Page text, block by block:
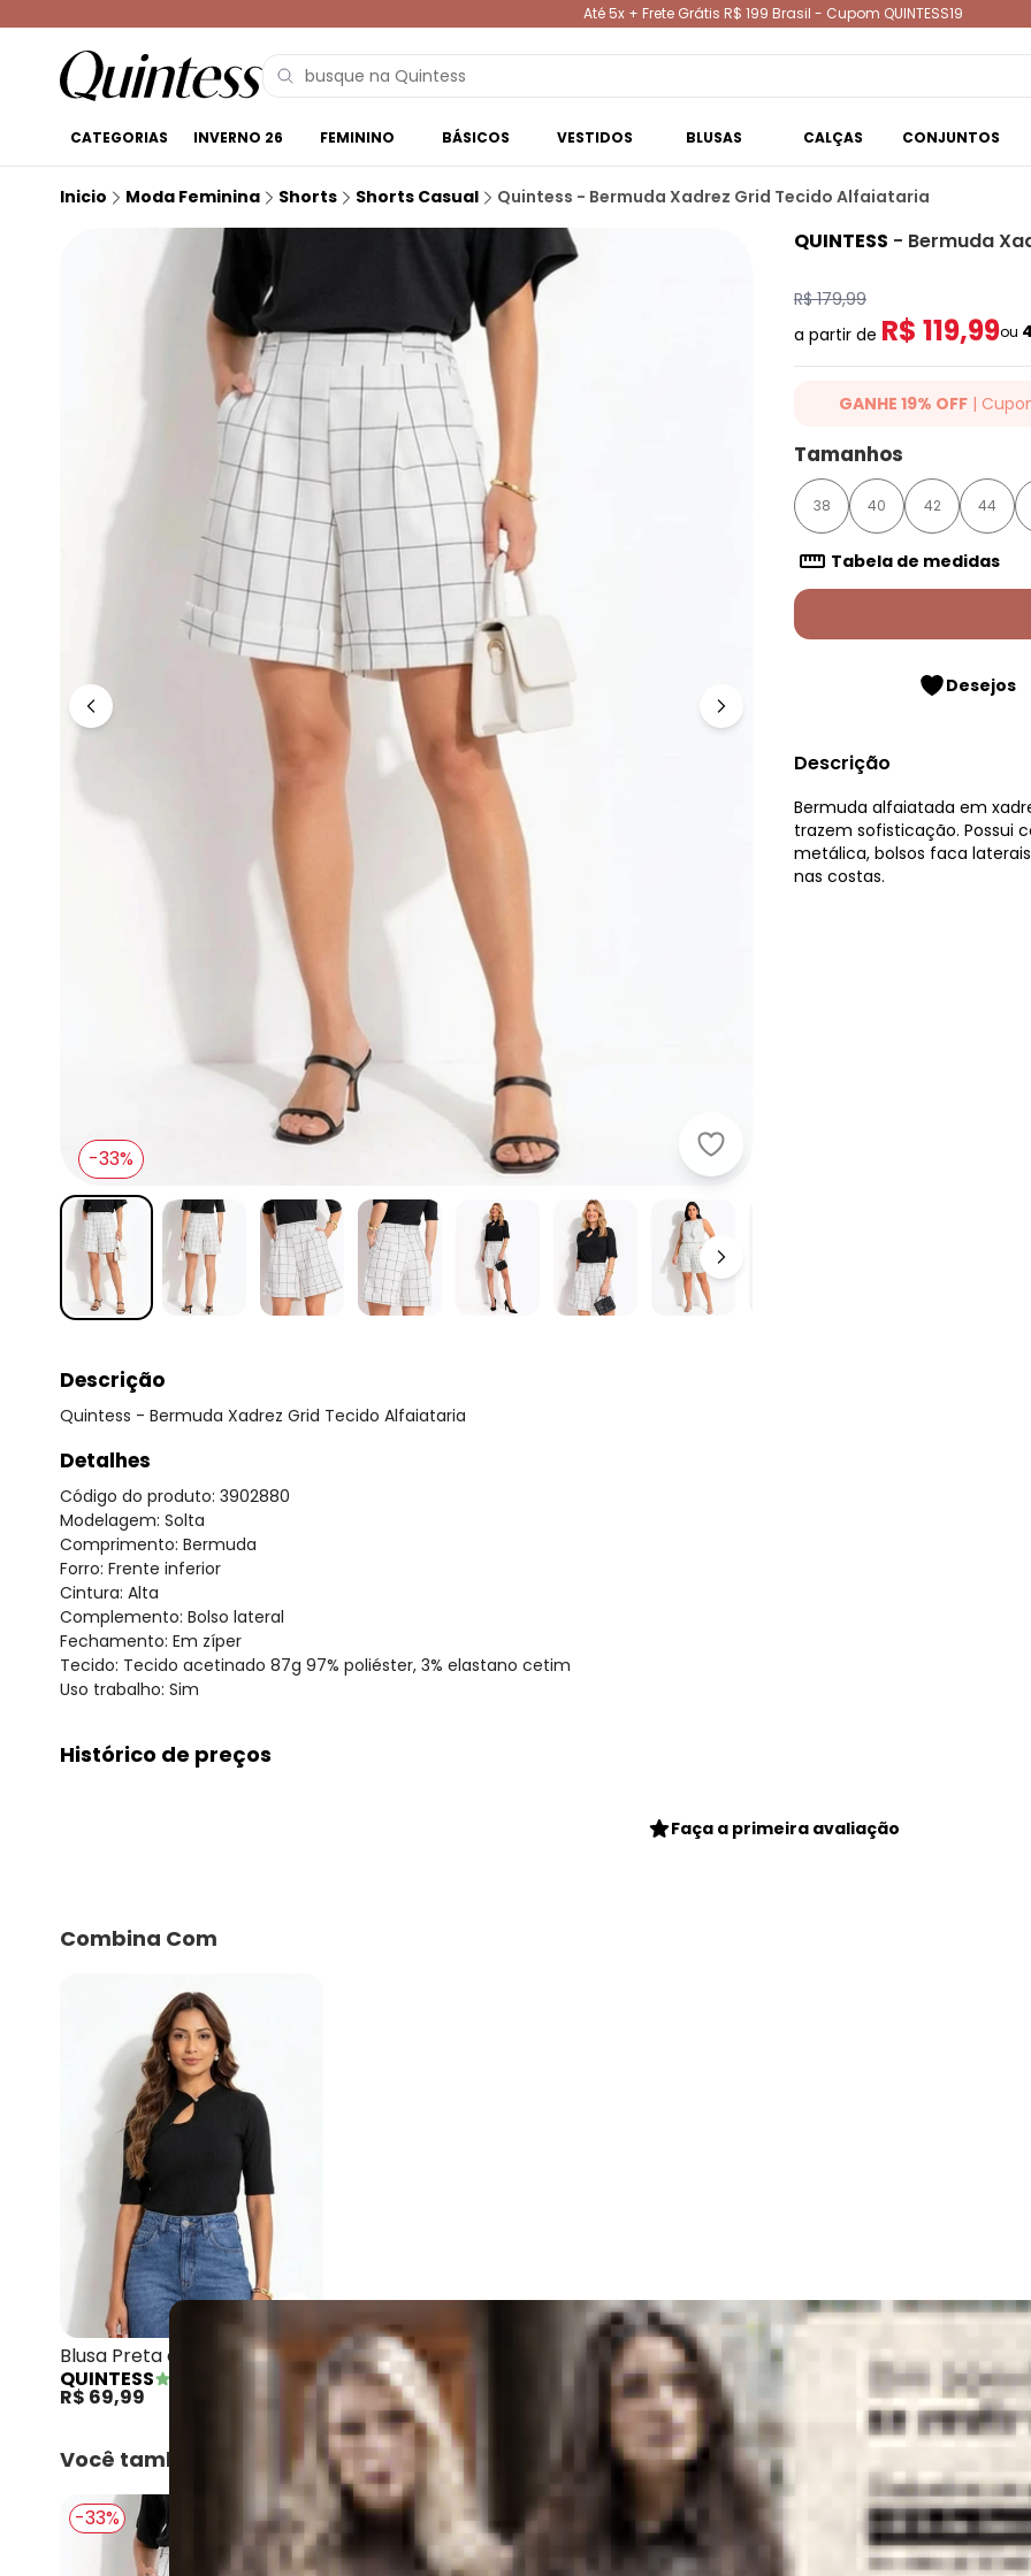
Até 5x + Frete Grátis R$ 199 Brasil - Cupom QUINTESS19
CATEGORIAS INVERNO 26 FEMININO BÁSICOS VESTIDOS BLUSAS CALÇAS CONJUNTOS
Inicio Moda Feminina Shorts Shorts Casual Quintess - Bermuda Xadrez Grid Tecido Alfaiataria
-33%
QUINTESS - Bermuda
R$ 179,99
a partir de R$ 119,99ou
GANHE 19% OFF |
Ganhe 19% OFF Extra em
cupom: QUINTESS19. Válido
até 07/08/2026.
Tamanhos
38 40 42 44
Tabela de medidas
Desejos
Descrição
Bermuda alfaiatada em
trazem sofisticação. Possui
metálica, bolsos faca
nas costas.
Descrição
Quintess - Bermuda Xadrez Grid Tecido Alfaiataria
Detalhes
Código do produto: 3902880
Modelagem: Solta
Comprimento: Bermuda
Forro: Frente inferior
Cintura: Alta
Complemento: Bolso lateral
Fechamento: Em zíper
Tecido: Tecido acetinado 87g 97% poliéster, 3% elastano cetim
Uso trabalho: Sim
Histórico de preços
abril/2026
fevereiro/2026
Faça a primeira avaliação
Combina Com
Quintess - Blusa Preta em Ribana Canelada
Blusa Preta em Ribana
Canelada
QUINTESS
R$ 69,99
Você também pode gostar
-33% -36%